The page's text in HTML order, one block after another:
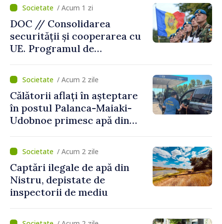
/ Acum 1 zi
DOC // Consolidarea
securității și cooperarea cu
UE. Programul de
Naționale de Apărare pentru
perioada 2024–2034,
publicat în Monitorul Oficial
/ Acum 2 zile
Călătorii aflați în așteptare
în postul Palanca-Maiaki-
Udobnoe primesc apă din
și a polițiștilor de frontieră
/ Acum 2 zile
Captări ilegale de apă din
Nistru, depistate de
inspectorii de mediu